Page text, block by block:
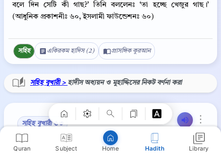
Quran Subject Home Hadith Library
বলে দিন সেটি কী গাছ?’ তিনি বললেনঃ ‘তা হচ্ছে খেজুর গাছ।’
(আধুনিক প্রকাশনীঃ ৬০, ইসলামী ফাউন্ডেশনঃ ৬০)
সহিহ একিরকম হাদিস (2) প্রাসঙ্গিক কুরআন
সহিহ বুখারী > হাদীস অধ্যয়ন ও মুহাদ্দিসের নিকট বর্ণনা করা
⋮
সহিহ বুখারী ৬৩
حَدَّثَنَا عَبْدُ اللَّهِ بْنُ يُوسُفَ، قَالَ حَدَّثَنَا اللَّيْثُ، عَنْ سَعِيدٍ ـ
Copy